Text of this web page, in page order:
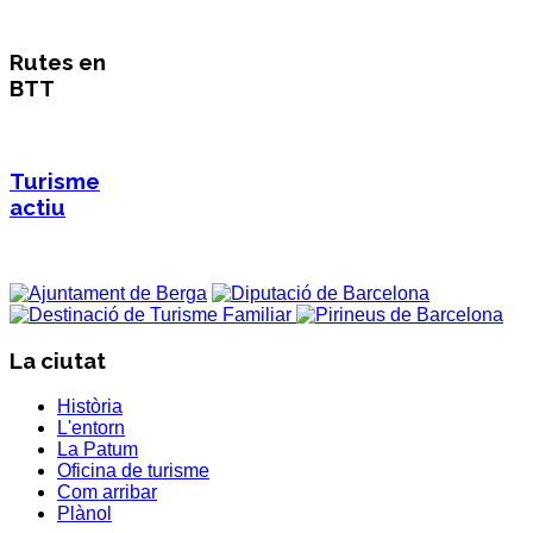
Rutes en
BTT
Turisme
actiu
La ciutat
Història
L'entorn
La Patum
Oficina de turisme
Com arribar
Plànol